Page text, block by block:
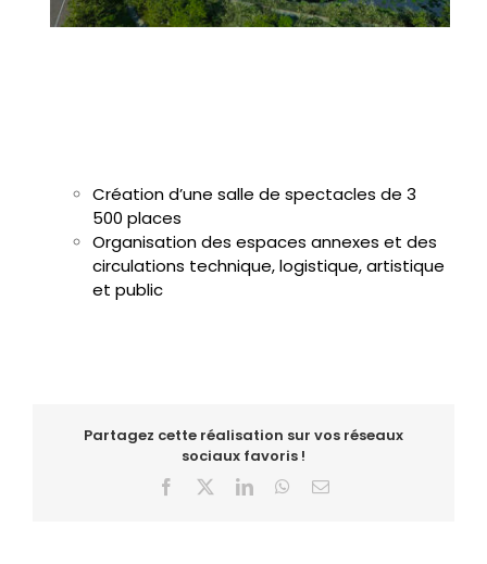
Création d’une salle de spectacles de 3
500 places
Organisation des espaces annexes et des
circulations technique, logistique, artistique
et public
Partagez cette réalisation sur vos réseaux
sociaux favoris !
Facebook LinkedInWhatsApp
Email